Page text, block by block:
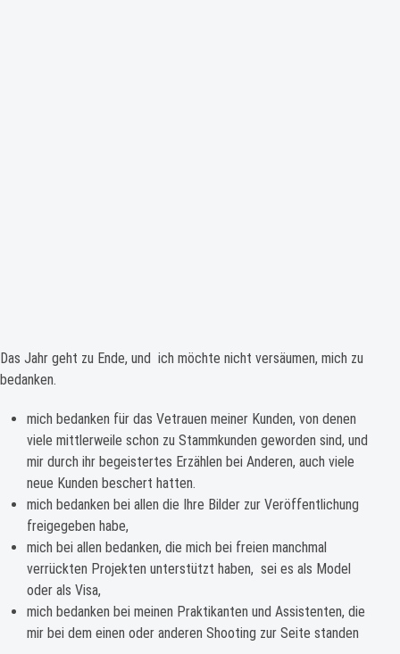
Das Jahr geht zu Ende, und ich möchte nicht versäumen, mich zu
bedanken.
mich bedanken für das Vetrauen meiner Kunden, von denen
viele mittlerweile schon zu Stammkunden geworden sind, und
mir durch ihr begeistertes Erzählen bei Anderen, auch viele
neue Kunden beschert hatten.
mich bedanken bei allen die Ihre Bilder zur Veröffentlichung
freigegeben habe,
mich bei allen bedanken, die mich bei freien manchmal
verrückten Projekten unterstützt haben, sei es als Model
oder als Visa,
mich bedanken bei meinen Praktikanten und Assistenten, die
mir bei dem einen oder anderen Shooting zur Seite standen